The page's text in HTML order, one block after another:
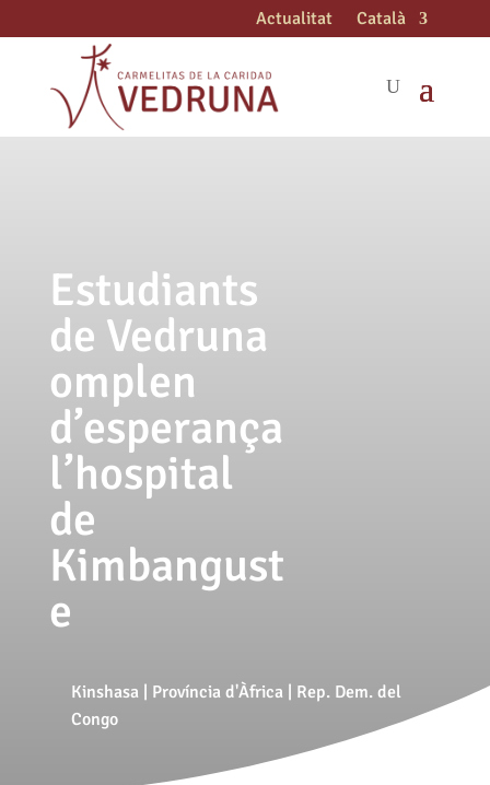
Actualitat Català
Estudiants
de Vedruna
omplen
d’esperança
l’hospital
de
Kimbangust
e
Kinshasa | Província d'Àfrica | Rep. Dem. del
Congo